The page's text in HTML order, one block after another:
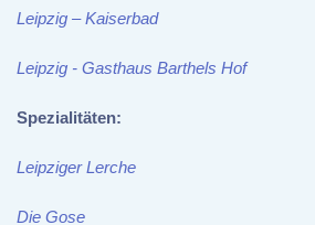
Leipzig – Kaiserbad
Leipzig - Gasthaus Barthels Hof
Spezialitäten:
Leipziger Lerche
Die Gose